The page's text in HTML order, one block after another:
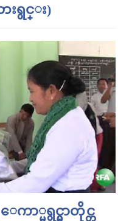
းရွင္း)
ာ္မရွင္မွာတိုင္တ